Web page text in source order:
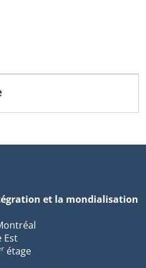
et la mondialisation
Est
étage